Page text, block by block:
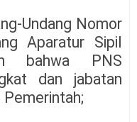
Undang Nomor
Aparatur Sipil
bahwa PNS
dan jabatan